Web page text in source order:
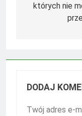
których nie
DODAJ
Twój adres e-